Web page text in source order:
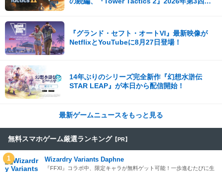
『グランド・セフト・オートVI』最新映像が
NetflixとYouTubeに8月27日登場！
14年ぶりのシリーズ完全新作『幻想水滸伝
STAR LEAP』が本日から配信開始！
最新ゲームニュースをもっと見る
無料スマホゲーム厳選ランキング 【PR】
1 Wizardry Variants Daphne
『FFXI』コラボ中、限定キャラが無料ゲット可能！一歩進むたびに生